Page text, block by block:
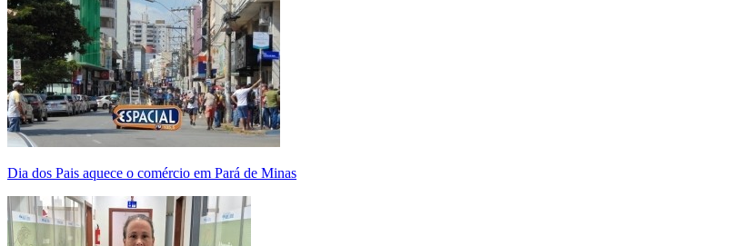
Dia dos Pais aquece o comércio em Pará de Minas